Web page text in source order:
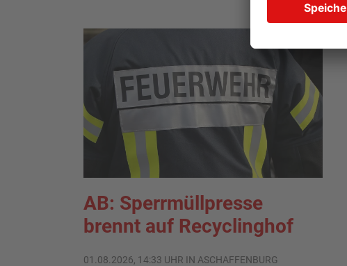
AB: Sperrmüllpresse
brennt auf Recyclinghof
01.08.2026, 14:33 UHR IN ASCHAFFENBURG